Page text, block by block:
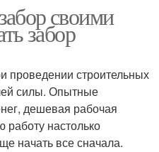
своими
забор
проведении строительных
силы. Опытные
дешевая рабочая
настолько
начать все сначала.